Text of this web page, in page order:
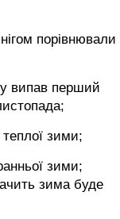
порівнювали
випав перший
зими;
зими;
зима буде